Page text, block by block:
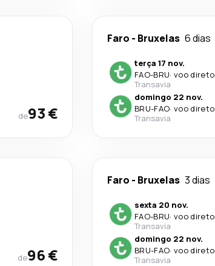
de93 €
Faro - Bruxelas 6 dias
terça 17 nov.
FAO-BRU· voo direto
Transavia
domingo 22 nov.
BRU-FAO· voo direto
Transavia
de96 €
Faro - Bruxelas 3 dias
sexta 20 nov.
FAO-BRU· voo direto
Transavia
domingo 22 nov.
BRU-FAO· voo direto
Transavia